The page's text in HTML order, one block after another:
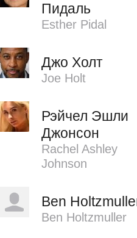
Пидаль
Esther Pidal
Джо Холт
Joe Holt
Рэйчел Эшли
Джонсон
Rachel Ashley
Johnson
Ben
Ben Holtzmuller